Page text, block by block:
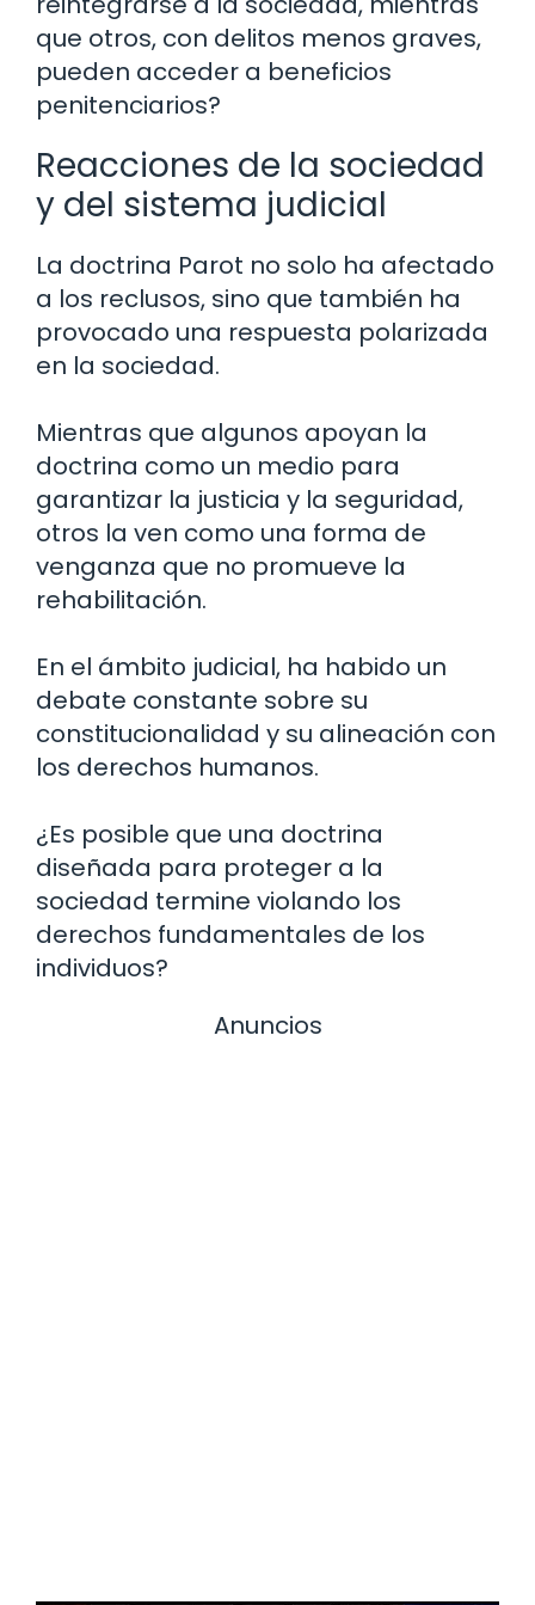
que otros, con delitos menos graves,
pueden acceder a beneficios
penitenciarios?
Reacciones de la sociedad
y del sistema judicial
La doctrina Parot no solo ha afectado
a los reclusos, sino que también ha
provocado una respuesta polarizada
en la sociedad.
Mientras que algunos apoyan la
doctrina como un medio para
garantizar la justicia y la seguridad,
otros la ven como una forma de
venganza que no promueve la
rehabilitación.
En el ámbito judicial, ha habido un
debate constante sobre su
constitucionalidad y su alineación con
los derechos humanos.
¿Es posible que una doctrina
diseñada para proteger a la
sociedad termine violando los
derechos fundamentales de los
individuos?
Anuncios